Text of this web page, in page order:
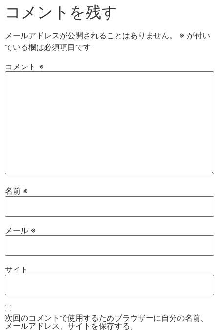
コメントを残す
メールアドレスが公開されることはありません。 ※ が付い
ている欄は必須項目です
コメント ※
名前 ※
メール ※
サイト
次回のコメントで使用するためブラウザーに自分の名前、
メールアドレス、サイトを保存する。